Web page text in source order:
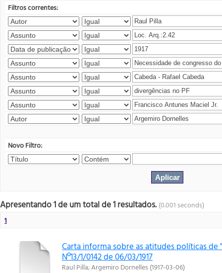
Filtros correntes:
Novo Filtro:
Apresentando 1 de um total de 1 resultados. (0.001 seconds)
1
Carta informa sobre as atitudes políticas de
Nº13/1/0142 de 06/03/1917
Raul Pilla;Argemiro Dornelles(1917-03-06)